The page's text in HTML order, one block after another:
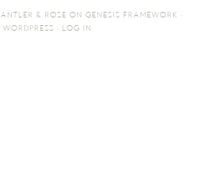
ANTLER & ROSE ON GENESIS FRAMEWORK ·
WORDPRESS · LOG IN